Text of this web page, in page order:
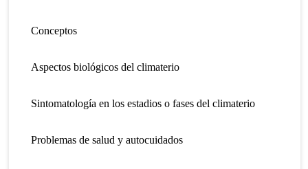
Conceptos
Aspectos biológicos del climaterio
Sintomatología en los estadios o fases del climaterio
Problemas de salud y autocuidados